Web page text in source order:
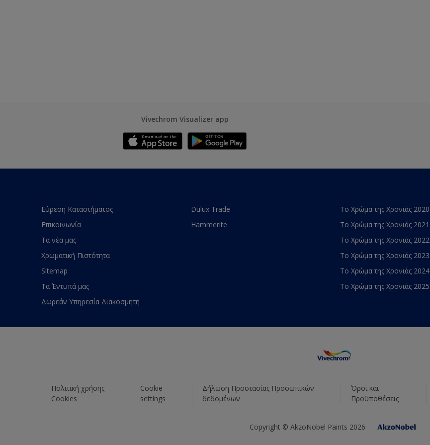
Vivechrom Visualizer app
Εύρεση Καταστήματος
Επικοινωνία
Τα νέα μας
Χρωματική Πιστότητα
Sitemap
Τα Έντυπά μας
Δωρεάν Υπηρεσία Διακοσμητή
Dulux Trade
Hammerite
Το Χρώμα της Χρονιάς 2020
Το Χρώμα της Χρονιάς 2021
Το Χρώμα της Χρονιάς 2022
Το Χρώμα της Χρονιάς 2023
Το Χρώμα της Χρονιάς 2024
Το Χρώμα της Χρονιάς 2025
Πολιτική χρήσης
Cookies
Cookie
settings
Δήλωση Προστασίας Προσωπικών
δεδομένων
Όροι και
Προϋποθέσεις
Copyright © AkzoNobel Paints 2026